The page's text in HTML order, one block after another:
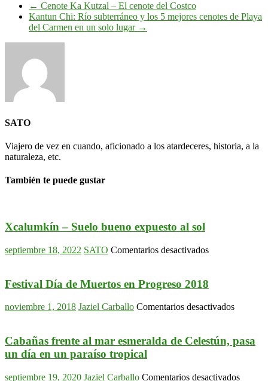
← Cenote Ka Kutzal – El cenote del Costco
Kantun Chi: Río subterráneo y los 5 mejores cenotes de Playa
del Carmen en un solo lugar →
SATO
Viajero de vez en cuando, aficionado a los atardeceres, historia, a la
naturaleza, etc.
También te puede gustar
Xcalumkín – Suelo bueno expuesto al sol
septiembre 18, 2022 SATO Comentarios desactivadosen
bueno
expuesto
Festival Día de Muertos en Progreso 2018
noviembre 1, 2018 Jaziel Carballo Comentarios desactivadosen
de
Muertos
Cabañas frente al mar esmeralda de Celestún, pasa
un día en un paraíso tropical
septiembre 19, 2020 Jaziel Carballo Comentarios desactivadosen